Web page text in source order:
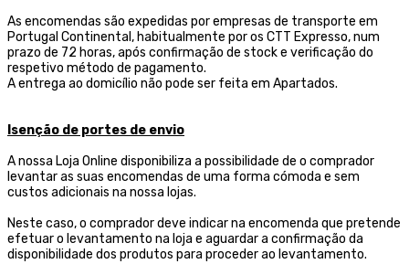
As encomendas são expedidas por empresas de transporte em
Portugal Continental, habitualmente por os CTT Expresso,num
prazo de 72 horas, após confirmação de stock e verificação do
respetivo método de pagamento.
A entrega ao domicílio não pode ser feita em Apartados.
Isenção de portes de envio
A nossa Loja Online disponibiliza a possibilidade de o comprador
levantar as suas encomendas de uma forma cómoda e sem
custos adicionais na nossa lojas.
Neste caso, o comprador deve indicar na encomenda que pretende
efetuar o levantamento na loja e aguardar a confirmação da
disponibilidade dos produtos para proceder ao levantamento.